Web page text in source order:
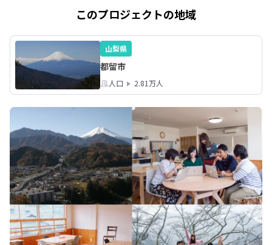
すので、この機会にお気軽にご応募く
https://workcareer.jp/inakafreelance
/
すので、この機会に
ださい。
このプロジェクトの地域
山梨県
都留市
人口 2.81万人